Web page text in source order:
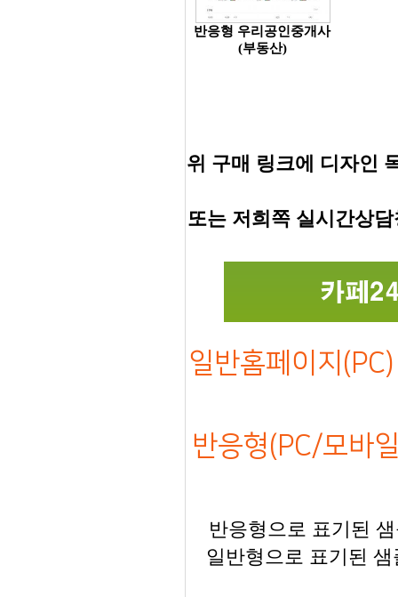
반응형 우리공인중개사
(부동산)
위 구매 링크에 디자인
또는 저희쪽 실시간상
일반홈페이지
반응형(PC/모바
반응형으로 표기된
일반형으로 표기된